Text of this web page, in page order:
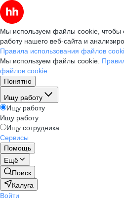
Мы используем файлы cookie, чтобы
работу нашего веб-сайта и
Правила использования файлов
Мы используем файлы cookie.
файлов cookie
Понятно
Ищу работу
Ищу работу
Ищу работу
Ищу сотрудника
Сервисы
Помощь
Ещё
Поиск
Калуга
Войти